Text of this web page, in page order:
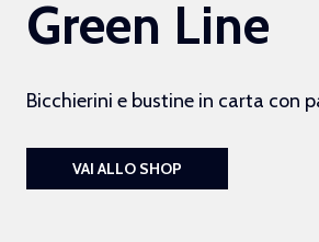
Green Line
Bicchierini e bustine in carta con
VAI ALLO SHOP